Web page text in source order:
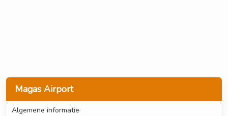
Magas Airport
Algemene informatie